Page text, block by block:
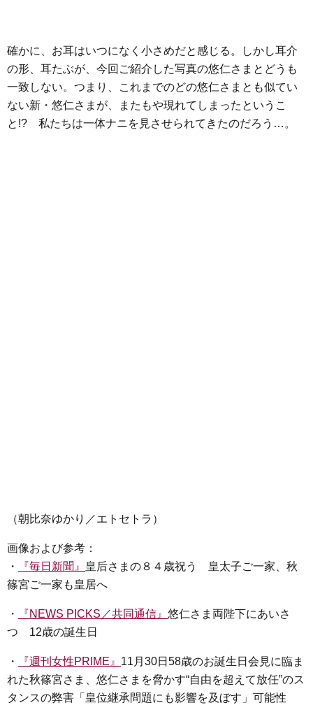
確かに、お耳はいつになく小さめだと感じる。しかし耳介
の形、耳たぶが、今回ご紹介した写真の悠仁さまとどうも
一致しない。つまり、これまでのどの悠仁さまとも似てい
ない新・悠仁さまが、またもや現れてしまったというこ
と!? 私たちは一体ナニを見させられてきたのだろう…。
（朝比奈ゆかり／エトセトラ）
画像および参考：
・
『毎日新聞』 皇后さまの８４歳祝う 皇太子ご一家、秋
篠宮ご一家も皇居へ
・ 『NEWS PICKS／共同通信』 悠仁さま両陛下にあいさ
つ 12歳の誕生日
・ 『週刊女性PRIME』 11月30日58歳のお誕生日会見に臨ま
れた秋篠宮さま、悠仁さまを脅かす“自由を超えて放任”のス
タンスの弊害「皇位継承問題にも影響を及ぼす」可能性